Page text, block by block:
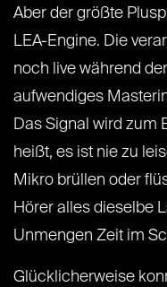
Aber der größte
LEA-Engine. Die
noch live während
aufwendiges
Das Signal wird zum
heißt, es ist nie zu
Mikro brüllen oder
Hörer alles dieselbe
Unmengen Zeit im
Glücklicherweise